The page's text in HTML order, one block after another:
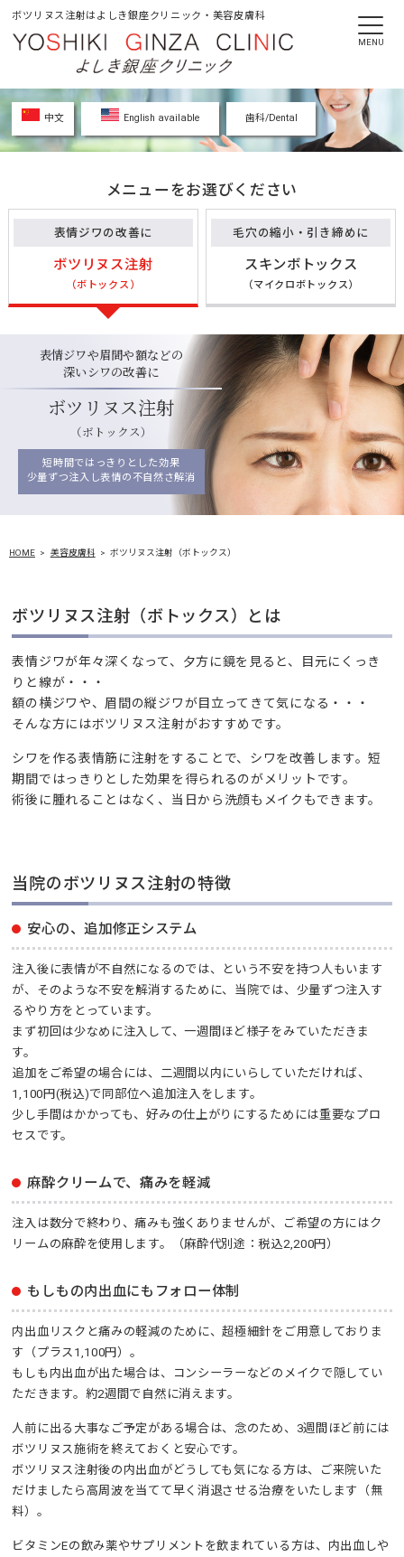
ボツリヌス注射はよしき銀座クリニック・美容皮膚科
中文 English available 歯科/Dental
メニューをお選びください
表情ジワの改善に
ボツリヌス注射
（ボトックス）
毛穴の縮小・引き締めに
スキンボトックス
（マイクロボトックス）
表情ジワや眉間や額などの
深いシワの改善に
ボツリヌス注射
（ボトックス）
短時間ではっきりとした効果
少量ずつ注入し表情の不自然さ解消
HOME 美容皮膚科 ボツリヌス注射（ボトックス）
ボツリヌス注射（ボトックス）とは
表情ジワが年々深くなって、夕方に鏡を見ると、目元にくっき
りと線が・・・
額の横ジワや、眉間の縦ジワが目立ってきて気になる・・・
そんな方にはボツリヌス注射がおすすめです。
シワを作る表情筋に注射をすることで、シワを改善します。短
期間ではっきりとした効果を得られるのがメリットです。
術後に腫れることはなく、当日から洗顔もメイクもできます。
当院のボツリヌス注射の特徴
安心の、追加修正システム
注入後に表情が不自然になるのでは、という不安を持つ人もいます
が、そのような不安を解消するために、当院では、少量ずつ注入す
るやり方をとっています。
まず初回は少なめに注入して、一週間ほど様子をみていただきま
す。
追加をご希望の場合には、二週間以内にいらしていただければ、
1,100円(税込)で同部位へ追加注入をします。
少し手間はかかっても、好みの仕上がりにするためには重要なプロ
セスです。
麻酔クリームで、痛みを軽減
注入は数分で終わり、痛みも強くありませんが、ご希望の方にはク
リームの麻酔を使用します。（麻酔代別途：税込2,200円）
もしもの内出血にもフォロー体制
内出血リスクと痛みの軽減のために、超極細針をご用意しておりま
す（プラス1,100円）。
もしも内出血が出た場合は、コンシーラーなどのメイクで隠してい
ただきます。約2週間で自然に消えます。
人前に出る大事なご予定がある場合は、念のため、3週間ほど前には
ボツリヌス施術を終えておくと安心です。
ボツリヌス注射後の内出血がどうしても気になる方は、ご来院いた
だけましたら高周波を当てて早く消退させる治療をいたします（無
料）。
ビタミンEの飲み薬やサプリメントを飲まれている方は、内出血しや
MENU